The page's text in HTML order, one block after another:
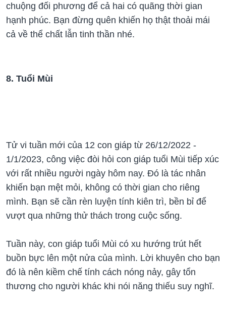
chuộng đối phương để cả hai có quãng thời gian
hạnh phúc. Bạn đừng quên khiến họ thật thoải mái
cả về thể chất lẫn tinh thần nhé.
8. Tuổi Mùi
Tử vi tuần mới của 12 con giáp từ 26/12/2022 -
1/1/2023, công việc đòi hỏi con giáp tuổi Mùi tiếp xúc
với rất nhiều người ngày hôm nay. Đó là tác nhân
khiến bạn mệt mỏi, không có thời gian cho riêng
mình. Bạn sẽ cần rèn luyện tính kiên trì, bền bỉ để
vượt qua những thử thách trong cuộc sống.
Tuần này, con giáp tuổi Mùi có xu hướng trút hết
buồn bực lên một nửa của mình. Lời khuyên cho bạn
đó là nên kiềm chế tính cách nóng nảy, gây tổn
thương cho người khác khi nói năng thiếu suy nghĩ.